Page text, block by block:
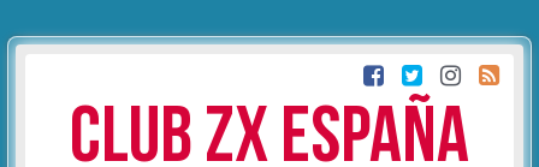
CLUB ZX ESPAÑA